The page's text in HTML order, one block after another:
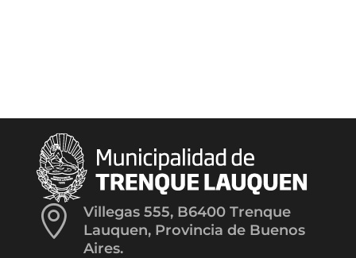

Villegas 555, B6400 Trenque
Lauquen, Provincia de Buenos
Aires.